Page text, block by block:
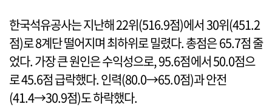
한국석유공사는 지난해 22위(516.9점)에서 30위(451.2
점)로 8계단 떨어지며 최하위로 밀렸다. 총점은 65.7점 줄
었다. 가장 큰 원인은 수익성으로, 95.6점에서 50.0점으
로 45.6점 급락했다. 인력(80.0→65.0점)과 안전
(41.4→30.9점)도 하락했다.